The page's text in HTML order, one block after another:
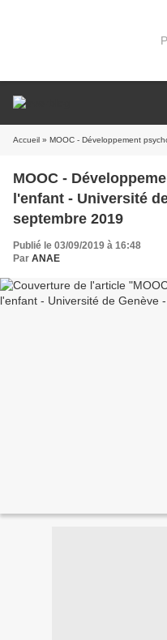
Accueil » MOOC - Développement psychologique
MOOC -
l'enfant - Université
septembre 2019
Publié le 03/09/2019 à 16:48
Par ANAE